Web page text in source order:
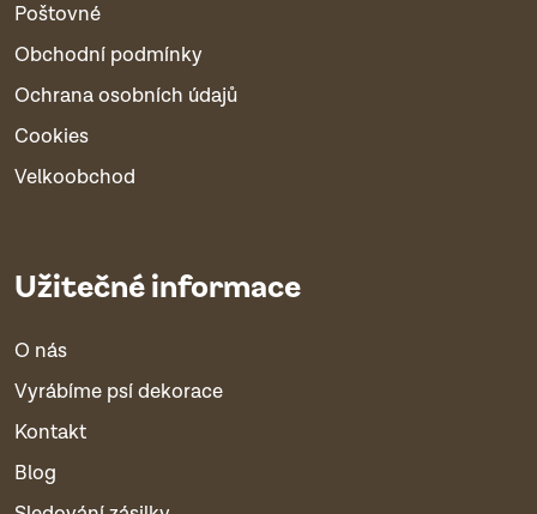
Poštovné
Obchodní podmínky
Ochrana osobních údajů
Cookies
Velkoobchod
Užitečné informace
O nás
Vyrábíme psí dekorace
Kontakt
Blog